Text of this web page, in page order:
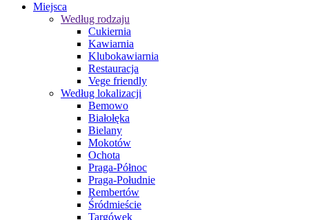
Miejsca
Według rodzaju
Cukiernia
Kawiarnia
Klubokawiarnia
Restauracja
Vege friendly
Według lokalizacji
Bemowo
Białołęka
Bielany
Mokotów
Ochota
Praga-Północ
Praga-Południe
Rembertów
Śródmieście
Targówek